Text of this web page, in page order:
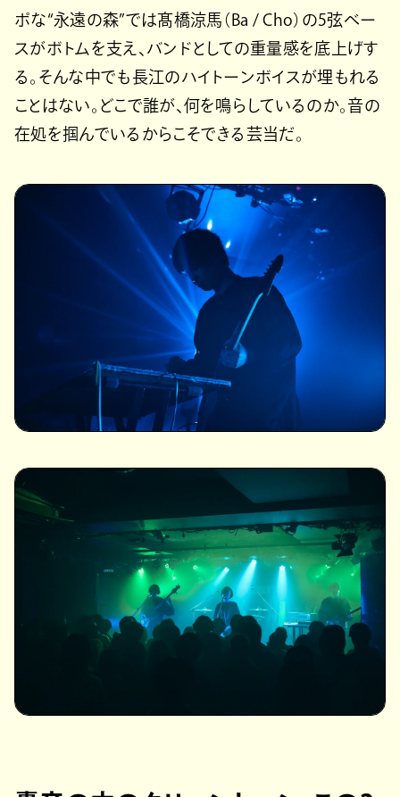
ポな“永遠の森”では髙橋涼馬（Ba / Cho）の5弦ベー
スがボトムを支え、バンドとしての重量感を底上げす
る。そんな中でも長江のハイトーンボイスが埋もれる
ことはない。どこで誰が、何を鳴らしているのか。音の
在処を掴んでいるからこそできる芸当だ。